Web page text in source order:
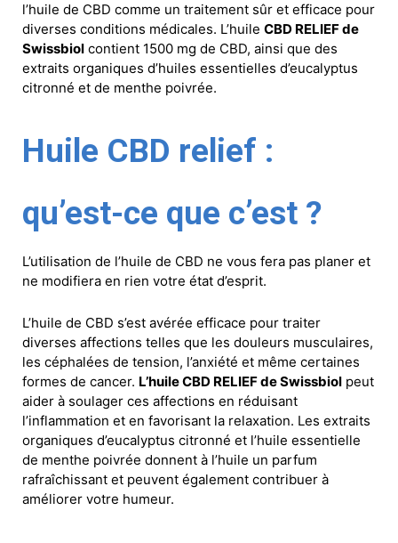
l’huile de CBD comme un traitement sûr et efficace pour
diverses conditions médicales. L’huile CBD RELIEF de
Swissbiol contient 1500 mg de CBD, ainsi que des
extraits organiques d’huiles essentielles d’eucalyptus
citronné et de menthe poivrée.
Huile CBD relief :
qu’est-ce que c’est ?
L’utilisation de l’huile de CBD ne vous fera pas planer et
ne modifiera en rien votre état d’esprit.
L’huile de CBD s’est avérée efficace pour traiter
diverses affections telles que les douleurs musculaires,
les céphalées de tension, l’anxiété et même certaines
formes de cancer. L’huile CBD RELIEF de Swissbiol peut
aider à soulager ces affections en réduisant
l’inflammation et en favorisant la relaxation. Les extraits
organiques d’eucalyptus citronné et l’huile essentielle
de menthe poivrée donnent à l’huile un parfum
rafraîchissant et peuvent également contribuer à
améliorer votre humeur.